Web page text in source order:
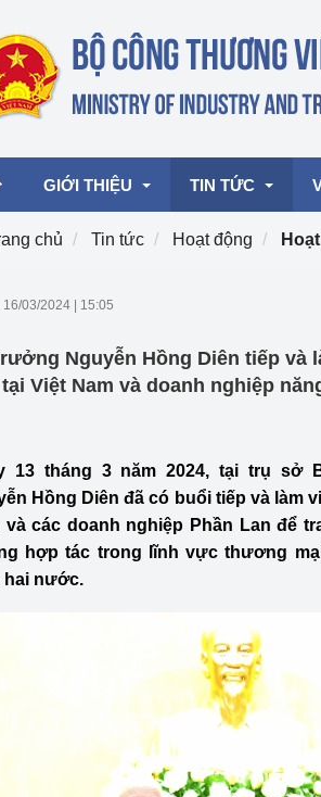
GIỚI THIỆU
Cơ cấu tổ chức
TIN TỨC
mại, Dịch vụ Việt
Công Thương -
Chuyển đổi số
Bản tin Thị
Phát triển nguồn
Phát triển bền
Tổ chức kiểm
chủ Tin tức Hoạt động
16/03/2024 15:05
Nguyễn Hồng Diên tiếp và
Việt Nam và doanh nghiệp
13 tháng 3 năm 2024, tại trụ sở
Hồng Diên đã có buổi tiếp và làm
và các doanh nghiệp Phần Lan để
hợp tác trong lĩnh vực thương
hai nước.